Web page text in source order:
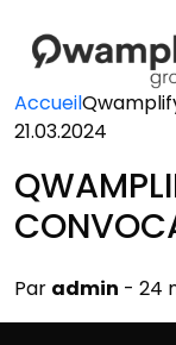
Accueil
21.03.2024
Par admin - 24